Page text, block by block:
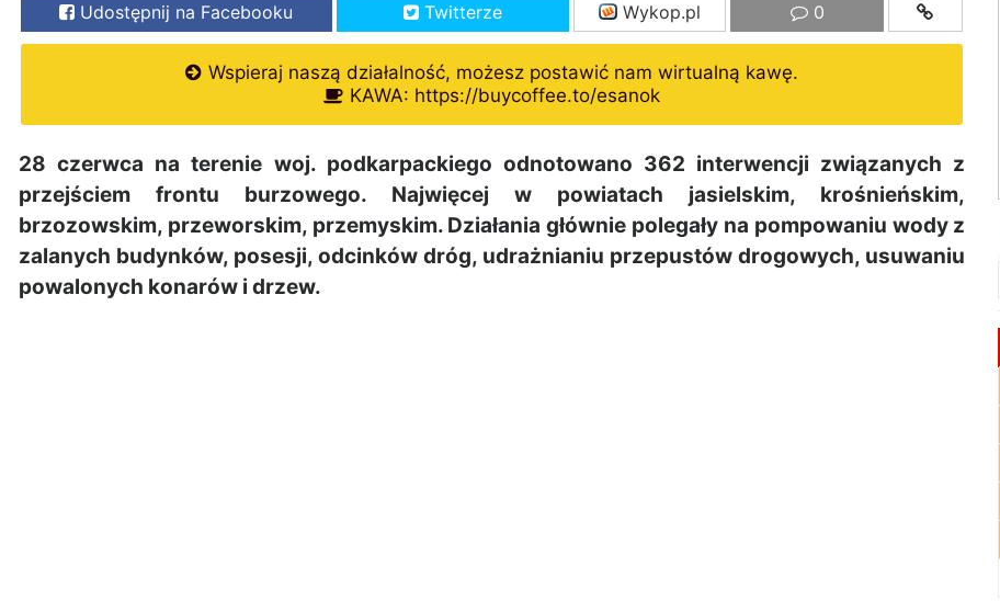
Udostępnij na Facebooku Twitterze Wykop.pl 0
Wspieraj naszą działalność, możesz postawić nam wirtualną kawę.
KAWA: https://buycoffee.to/esanok
28 czerwca na terenie woj. podkarpackiego odnotowano 362 interwencji związanych z
przejściem frontu burzowego. Najwięcej w powiatach jasielskim, krośnieńskim,
brzozowskim, przeworskim, przemyskim. Działania głównie polegały na pompowaniu wody z
zalanych budynków, posesji, odcinków dróg, udrażnianiu przepustów drogowych, usuwaniu
powalonych konarów i drzew.